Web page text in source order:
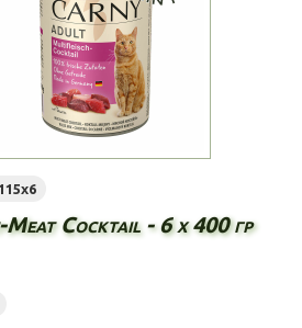
Cocktail - 6 х 400 гр